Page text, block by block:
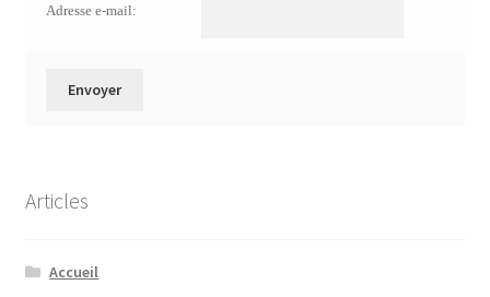
Adresse e-mail:
Articles
Accueil